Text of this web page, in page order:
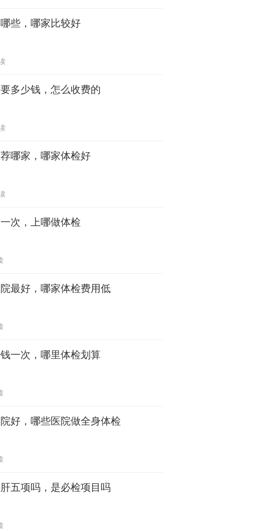
些，哪家比较好
多少钱，怎么收费的
哪家，哪家体检好
次，上哪做体检
最好，哪家体检费用低
一次，哪里体检划算
好，哪些医院做全身体检
五项吗，是必检项目吗